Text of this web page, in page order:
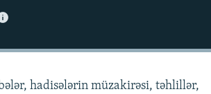
KITABXANASI
TELEFONUNUZDA
saytlarıhadisələrin müzakirəsi, təhlillər,